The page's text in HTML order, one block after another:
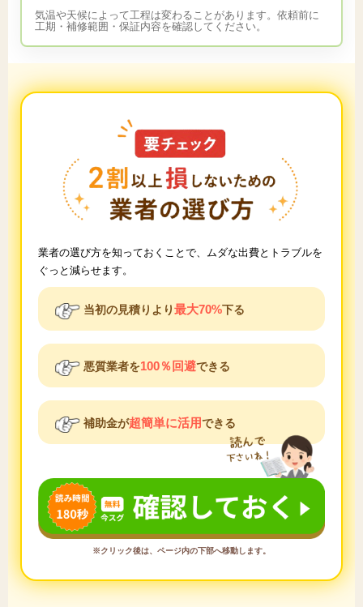
気温や天候によって工程は変わることがあります。依頼前に
工期・補修範囲・保証内容を確認してください。
業者の選び方を知っておくことで、ムダな出費とトラブルを
ぐっと減らせます。
当初の見積りより最大70%下る
悪質業者を100％回避できる
補助金が超簡単に活用できる
※クリック後は、ページ内の下部へ移動します。